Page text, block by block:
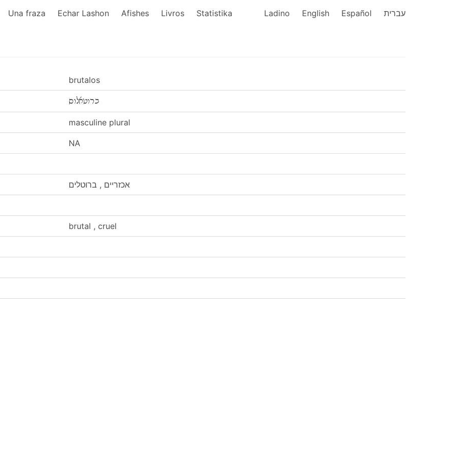
Una fraza Echar Lashon Afishes Livros Statistika Ladino English Español עברית
brutalos
ברוטאלוס
masculine plural
NA
אכזריים , ברוטלים
brutal , cruel